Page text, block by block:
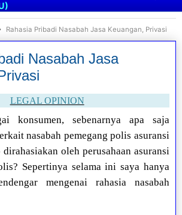
Rahasia Pribadi Nasabah Jasa Keuangan, Privasi
Nasabah Jasa
LEGAL OPINION
konsumen, sebenarnya apa saja
nasabah pemegang polis asuransi
oleh perusahaan asuransi
Sepertinya selama ini saya hanya
mengenai rahasia nasabah